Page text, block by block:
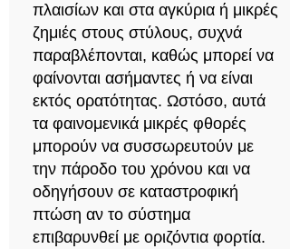
πλαισίων και στα αγκύρια ή μικρές
ζημιές στους στύλους, συχνά
παραβλέπονται, καθώς μπορεί να
φαίνονται ασήμαντες ή να είναι
εκτός ορατότητας. Ωστόσο, αυτά
τα φαινομενικά μικρές φθορές
μπορούν να συσσωρευτούν με
την πάροδο του χρόνου και να
οδηγήσουν σε καταστροφική
πτώση αν το σύστημα
επιβαρυνθεί με οριζόντια φορτία.